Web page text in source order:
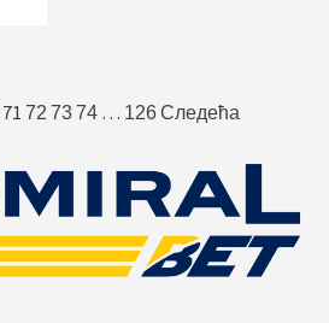
71 72 7374 … 126Следећа